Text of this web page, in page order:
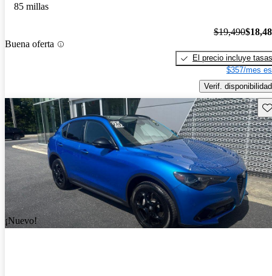
85 millas
Buena oferta
$19,490
El precio incluye tasas
$357/mes
Verif. disponibilidad
¡Nuevo!